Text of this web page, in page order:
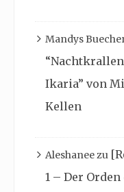
Mandys
Ikaria” von
Kellen
Aleshaneezu
1 – Der